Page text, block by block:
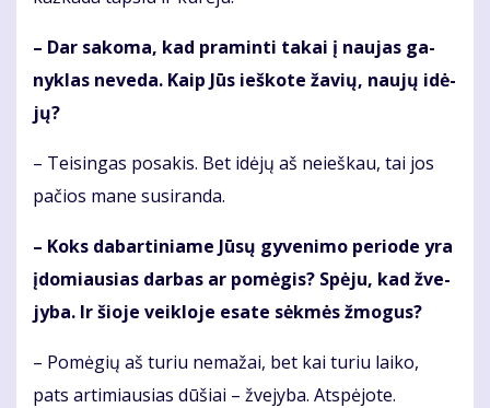
– Dar sa­ko­ma, kad pra­min­ti ta­kai į nau­jas ga­
nyk­las ne­ve­da. Kaip Jūs ieš­ko­te ža­vių, nau­jų idė­
jų?
– Tei­sin­gas po­sa­kis. Bet idė­jų aš nei­eš­kau, tai jos
pa­čios ma­ne su­si­ran­da.
– Koks da­bar­ti­nia­me Jū­sų gy­ve­ni­mo pe­ri­ode yra
įdo­miau­sias dar­bas ar po­mė­gis? Spė­ju, kad žve­
jy­ba. Ir šio­je veik­lo­je esa­te sėk­mės žmo­gus?
– Po­mė­gių aš tu­riu ne­ma­žai, bet kai tu­riu lai­ko,
pats ar­ti­miau­sias dū­šiai – žve­jy­ba. At­spė­jo­te.